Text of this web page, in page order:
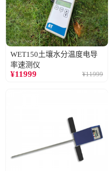
WET150土壤水分温度电导
率速测仪
¥11999 ¥11999